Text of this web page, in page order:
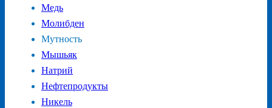
Медь
Молибден
Мутность
Мышьяк
Натрий
Нефтепродукты
Никель